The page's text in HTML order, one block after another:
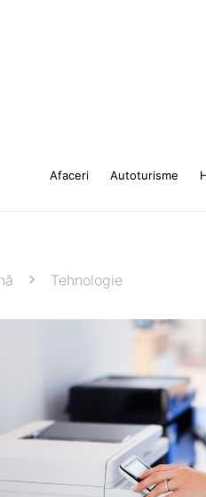
Afaceri Autoturisme
Tehnologie